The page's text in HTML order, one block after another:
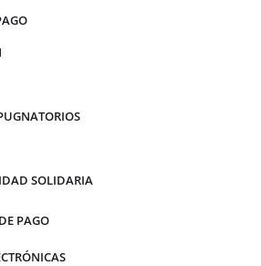
SOLIDARIA
PAGO